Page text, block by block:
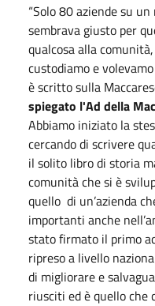
“Solo 80 aziende su
sembrava giusto per
qualcosa alla
custodiamo e
è scritto sulla
spiegato l'Ad della
Abbiamo iniziato la
cercando di scrivere
il solito libro di storia
comunità che si è
quello di un’azienda
importanti anche
stato firmato il primo
ripreso a livello
di migliorare e
riusciti ed è quello che